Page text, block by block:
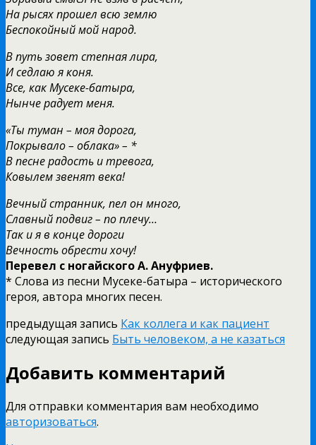
На рысях прошел всю землю
Беспокойный мой народ.
В путь зовет степная лира,
И седлаю я коня.
Все, как Мусеке-батыра,
Нынче радует меня.
«Ты туман – моя дорога,
Покрывало – облака» – *
В песне радость и тревога,
Ковылем звенят века!
Вечный странник, пел он много,
Славный подвиг – по плечу…
Так и я в конце дороги
Вечность обрести хочу!
Перевел с ногайского А. Ануфриев.
* Слова из песни Мусеке-батыра – исторического
героя, автора многих песен.
предыдущая запись Как коллега и как пациент
следующая запись Быть человеком, а не казаться
Добавить комментарий
Для отправки комментария вам необходимо
авторизоваться.